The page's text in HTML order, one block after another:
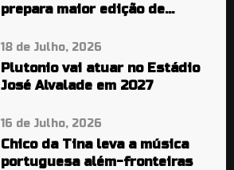
prepara maior edição de
18 de Julho, 2026
Plutonio vai atuar no Estádio
José Alvalade em 2027
16 de Julho, 2026
Chico da Tina leva a música
portuguesa além-fronteiras